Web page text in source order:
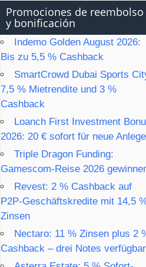
Promociones de reembolso
y bonificación
Indemo Golden August 2026:
Bis zu 5,5 % Cashback
SmartCrowd Dubai Sports
7,5 % Mietrendite und 3 %
Cashback
Loanch First Investment
2026: 20 € sofort für neue
Triple Dragon Funding:
Gamescom-Reise 2026
Revest: 2 % Cashback auf
P2P-Geschäftskredite mit 14,5
Zinsen
Nectaro: 11 % Zinsen plus 2
Cashback – drei Notes verfügbar